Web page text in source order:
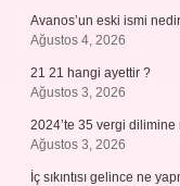
Avanos’un eski ismi
Ağustos 4, 2026
21 21 hangi ayettir ?
Ağustos 3, 2026
2024’te 35 vergi
Ağustos 3, 2026
İç sıkıntısı gelince ne